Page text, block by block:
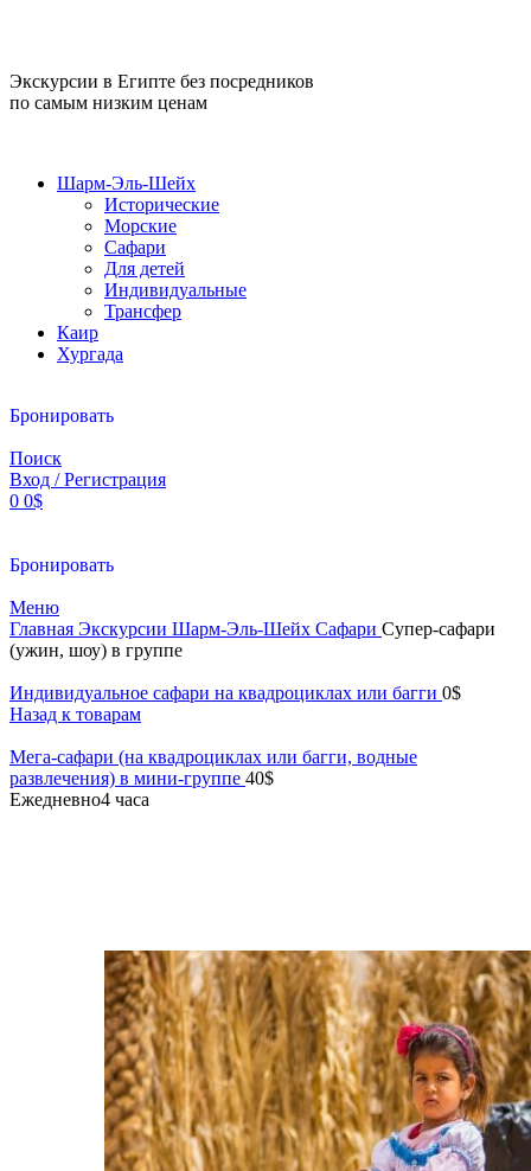
Экскурсии в Египте без посредников
по самым низким ценам
Шарм-Эль-Шейх
Исторические
Морские
Сафари
Для детей
Индивидуальные
Трансфер
Каир
Хургада
Бронировать
Поиск
Вход / Регистрация
0 0$
Бронировать
Меню
Главная Экскурсии Шарм-Эль-Шейх Сафари Супер-сафари
(ужин, шоу) в группе
Индивидуальное сафари на квадроциклах или багги 0$
Назад к товарам
Мега-сафари (на квадроциклах или багги, водные
развлечения) в мини-группе 40$
Ежедневно4 часа